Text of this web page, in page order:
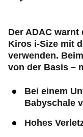
Der ADAC
Kiros i-Size mit
verwenden.
von der Basis –
Bei einem
Babyschale
Hohes